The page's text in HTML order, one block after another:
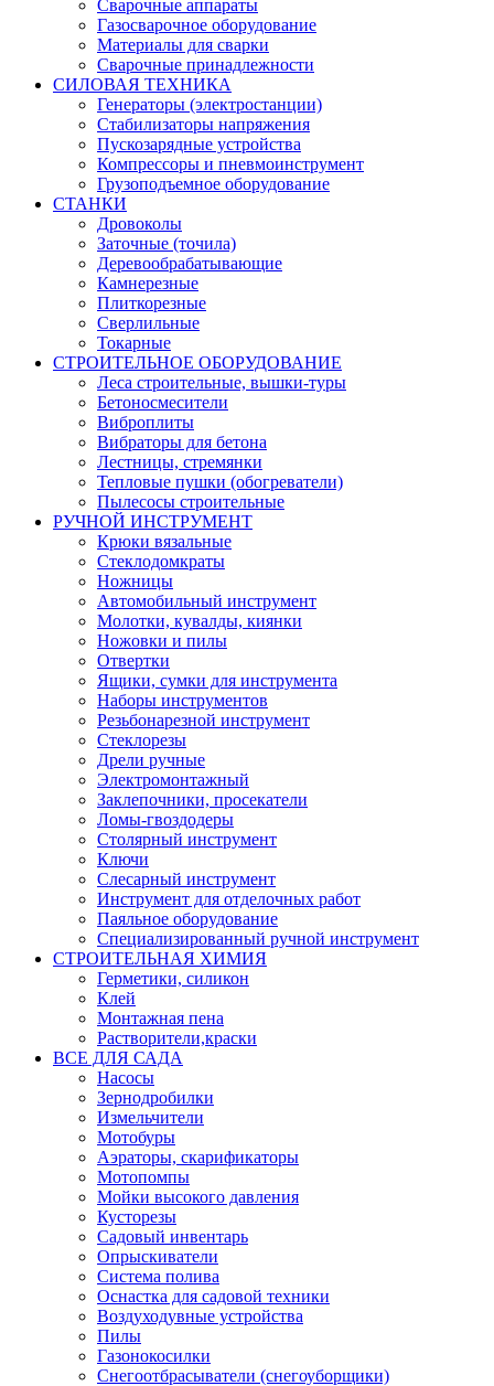
Сварочные аппараты
Газосварочное оборудование
Материалы для сварки
Сварочные принадлежности
СИЛОВАЯ ТЕХНИКА
Генераторы (электростанции)
Стабилизаторы напряжения
Пускозарядные устройства
Компрессоры и пневмоинструмент
Грузоподъемное оборудование
СТАНКИ
Дровоколы
Заточные (точила)
Деревообрабатывающие
Камнерезные
Плиткорезные
Сверлильные
Токарные
СТРОИТЕЛЬНОЕ ОБОРУДОВАНИЕ
Леса строительные, вышки-туры
Бетоносмесители
Виброплиты
Вибраторы для бетона
Лестницы, стремянки
Тепловые пушки (обогреватели)
Пылесосы строительные
РУЧНОЙ ИНСТРУМЕНТ
Крюки вязальные
Стеклодомкраты
Ножницы
Автомобильный инструмент
Молотки, кувалды, киянки
Ножовки и пилы
Отвертки
Ящики, сумки для инструмента
Наборы инструментов
Резьбонарезной инструмент
Стеклорезы
Дрели ручные
Электромонтажный
Заклепочники, просекатели
Ломы-гвоздодеры
Столярный инструмент
Ключи
Слесарный инструмент
Инструмент для отделочных работ
Паяльное оборудование
Специализированный ручной инструмент
СТРОИТЕЛЬНАЯ ХИМИЯ
Герметики, силикон
Клей
Монтажная пена
Растворители,краски
ВСЕ ДЛЯ САДА
Насосы
Зернодробилки
Измельчители
Мотобуры
Аэраторы, скарификаторы
Мотопомпы
Мойки высокого давления
Кусторезы
Садовый инвентарь
Опрыскиватели
Система полива
Оснастка для садовой техники
Воздуходувные устройства
Пилы
Газонокосилки
Снегоотбрасыватели (снегоуборщики)